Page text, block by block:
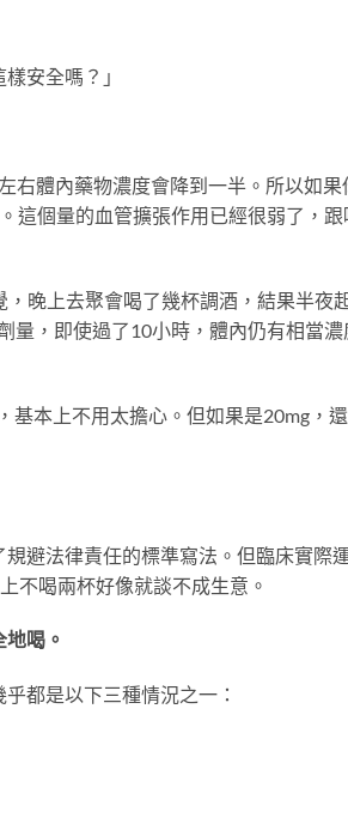
安全嗎？」
右體內藥物濃度會降到一半。所以如果
這個量的血管擴張作用已經很弱了，跟
晚上去聚會喝了幾杯調酒，結果半夜
量，即使過了10小時，體內仍有相當濃
基本上不用太擔心。但如果是20mg，
避法律責任的標準寫法。但臨床實際
不喝兩杯好像就談不成生意。
喝。
都是以下三種情況之一：